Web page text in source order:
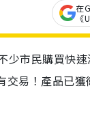
在
《
市民購買快
易！產品已